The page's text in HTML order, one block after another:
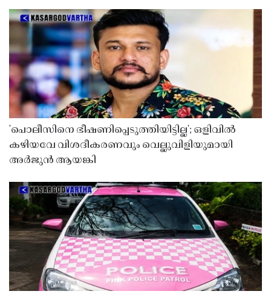
'പൊലീസിനെ ഭീഷണിപ്പെടുത്തിയിട്ടില്ല'; ഒളിവിൽ
കഴിയവേ വിശദീകരണവും വെല്ലുവിളിയുമായി
അർജുൻ ആയങ്കി